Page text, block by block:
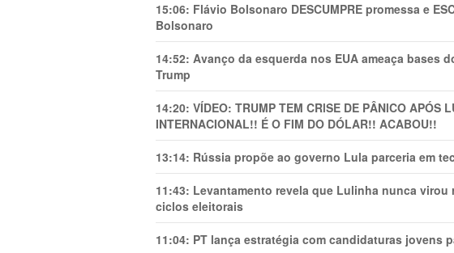
15:06: Flávio Bolsonaro DESCUMPRE promessa e
Bolsonaro
14:52: Avanço da esquerda nos EUA ameaça bases
Trump
14:20: VÍDEO: TRUMP TEM CRlSE DE PÂNlCO APÓS
INTERNACIONAL!! É O FIM DO DÓLAR!! ACABOU!!
13:14: Rússia propõe ao governo Lula parceria em
11:43: Levantamento revela que Lulinha nunca virou
ciclos eleitorais
11:04: PT lança estratégia com candidaturas jovens